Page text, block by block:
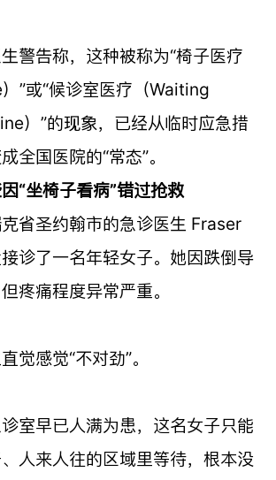
警告称，这种被称为“椅子医疗
）”或“候诊室医疗（Waiting
）”的现象，已经从临时应急措
全国医院的“常态”。
“坐椅子看病”错过抢救
省圣约翰市的急诊医生 Fraser
诊了一名年轻女子。她因跌倒导
疼痛程度异常严重。
觉感觉“不对劲”。
室早已人满为患，这名女子只能
人来人往的区域里等待，根本没